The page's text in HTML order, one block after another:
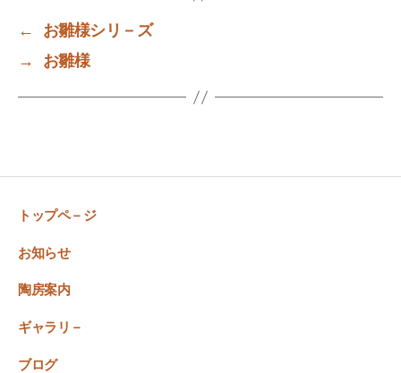
←
お雛様シリ－ズ
→
お雛様
トップペ－ジ
お知らせ
陶房案内
ギャラリ－
ブログ